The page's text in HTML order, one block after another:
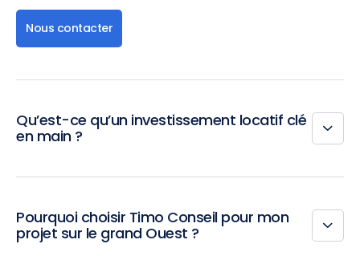
Nous contacter
Qu’est-ce qu’un investissement locatif clé
en main ?
Pourquoi choisir Timo Conseil pour mon
projet sur le grand Ouest ?